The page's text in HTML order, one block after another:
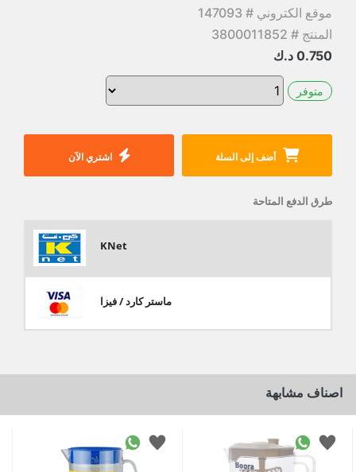
موقع الكتروني # 147093
المنتج # 3800011852
0.750 د.ك
متوفر
أضف إلى السلة اشتري الآن
طرق الدفع المتاحة
KNet
ماستر كارد / فيزا
اصناف مشابهة